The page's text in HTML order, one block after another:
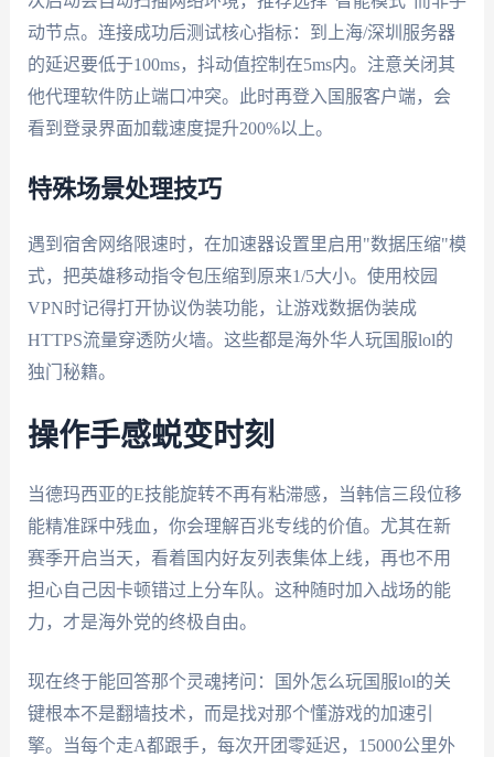
动节点。连接成功后测试核心指标：到上海/深圳服务器
的延迟要低于100ms，抖动值控制在5ms内。注意关闭其
他代理软件防止端口冲突。此时再登入国服客户端，会
看到登录界面加载速度提升200%以上。
特殊场景处理技巧
遇到宿舍网络限速时，在加速器设置里启用"数据压缩"模
式，把英雄移动指令包压缩到原来1/5大小。使用校园
VPN时记得打开协议伪装功能，让游戏数据伪装成
HTTPS流量穿透防火墙。这些都是海外华人玩国服lol的
独门秘籍。
操作手感蜕变时刻
当德玛西亚的E技能旋转不再有粘滞感，当韩信三段位移
能精准踩中残血，你会理解百兆专线的价值。尤其在新
赛季开启当天，看着国内好友列表集体上线，再也不用
担心自己因卡顿错过上分车队。这种随时加入战场的能
力，才是海外党的终极自由。
现在终于能回答那个灵魂拷问：国外怎么玩国服lol的关
键根本不是翻墙技术，而是找对那个懂游戏的加速引
擎。当每个走A都跟手，每次开团零延迟，15000公里外